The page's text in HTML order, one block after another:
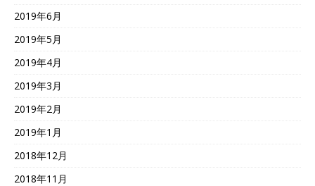
2019年6月
2019年5月
2019年4月
2019年3月
2019年2月
2019年1月
2018年12月
2018年11月